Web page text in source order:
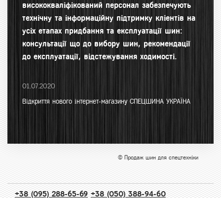
висококваліфікований персонал забезпечують
технічну та інформаційну підтримку кліентів на
усіх етапах придбання та експлуатації шин:
консультації що до вибору шин, рекомендації
до експлуатації, відстежування ходимості.
01.07.2020
Відкриття нового інтернет-магазину СПЕЦШИНА УКРАЇНА
© Продаж шин для спецтехніки
+38 (095) 288-65-69 +38 (050) 388-94-60